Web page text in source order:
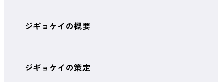
ジギョケイの概要
ジギョケイの策定